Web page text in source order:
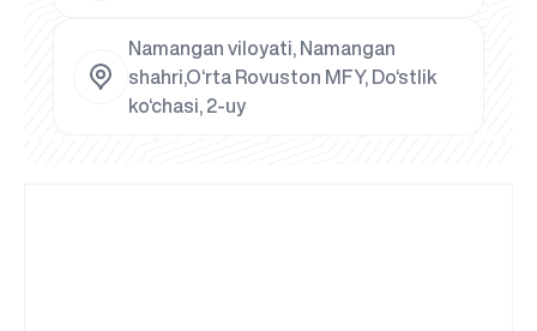
Namangan viloyati, Namangan
shahri,O‘rta Rovuston MFY, Do‘stlik
ko‘chasi, 2-uy